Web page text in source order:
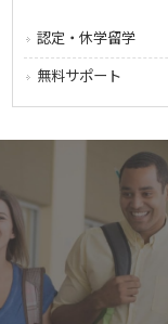
認定・休学留学
無料サポート